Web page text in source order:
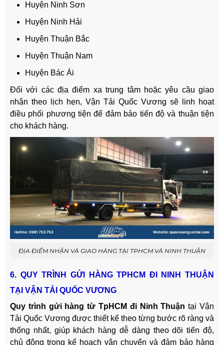
Huyện Ninh Sơn
Huyện Ninh Hải
Huyện Thuận Bắc
Huyện Thuận Nam
Huyện Bác Ái
Đối với các địa điểm xa trung tâm hoặc yêu cầu giao
nhận theo lịch hẹn, Vận Tải Quốc Vương sẽ linh hoạt
điều phối phương tiện để đảm bảo tiến độ và thuận tiện
cho khách hàng.
ĐỊA ĐIỂM NHẬN VÀ GIAO HÀNG TẠI TPHCM VÀ NINH THUẬN
6. QUY TRÌNH GỬI HÀNG TPHCM ĐI NINH THUẬN
TẠI VẬN TẢI QUỐC VƯƠNG
Quy trình gửi hàng từ TpHCM đi Ninh Thuận tại Vận
Tải Quốc Vương được thiết kế theo từng bước rõ ràng và
thống nhất, giúp khách hàng dễ dàng theo dõi tiến độ,
chủ động trong kế hoạch vận chuyển và đảm bảo hàng